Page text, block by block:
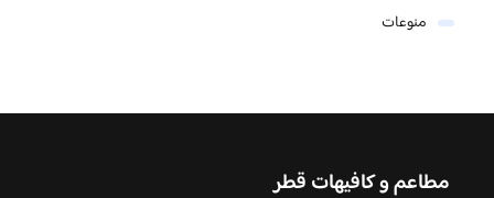
منوعات
مطاعم و كافيهات قطر